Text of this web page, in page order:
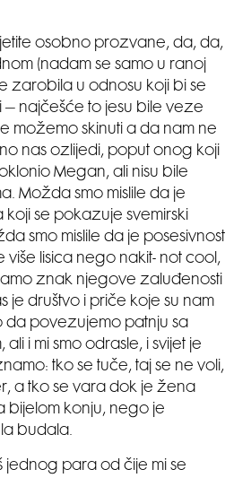
osobno prozvane, da, da,
(nadam se samo u ranoj
zarobila u odnosu koji bi se
najčešće to jesu bile veze
možemo skinuti a da nam ne
nas ozlijedi, poput onog koji
Megan, ali nisu bile
Možda smo mislile da je
se pokazuje svemirski
smo mislile da je posesivnost
više lisica nego nakit- not cool,
znak njegove zaluđenosti
je društvo i priče koje su nam
da povezujemo patnju sa
i mi smo odrasle, i svijet je
tko se tuče, taj se ne voli,
a tko se vara dok je žena
bijelom konju, nego je
budala.
jednog para od čije mi se